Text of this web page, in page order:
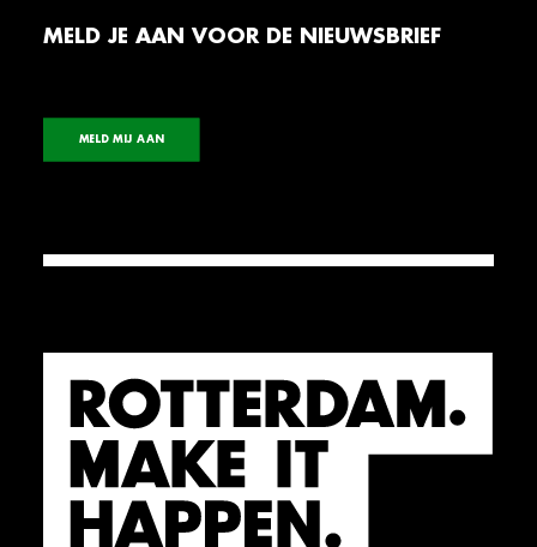
MELD JE AAN VOOR DE NIEUWSBRIEF
MELD MIJ AAN